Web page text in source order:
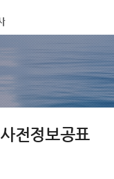
사전정보공표